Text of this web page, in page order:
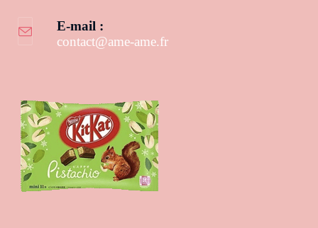
E-mail :
contact@ame-ame.frS’ouvre dans votre application